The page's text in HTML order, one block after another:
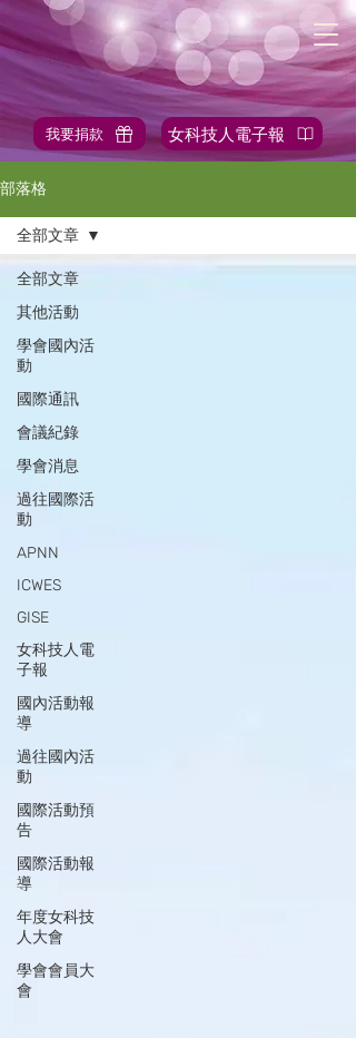
我要捐款 女科技人電子報
部落格
全部文章
其他活動
學會國內活
動
國際通訊
會議紀錄
學會消息
過往國際活
動
APNN
ICWES
GISE
女科技人電
子報
國內活動報
導
過往國內活
動
國際活動預
告
國際活動報
導
年度女科技
人大會
學會會員大
會
全部文章